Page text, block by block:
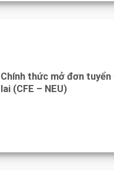
Chính thức mở đơn
lai (CFE – NEU)